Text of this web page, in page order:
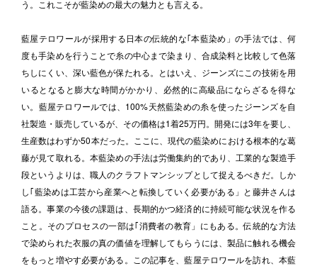
う。これこそが藍染めの最大の魅力とも言える。
藍屋テロワールが採用する日本の伝統的な｢本藍染め」の手法では、何
度も手染めを行うことで糸の中心まで染まり、合成染料と比較して色落
ちしにくい、深い藍色が保たれる。とはいえ、ジーンズにこの技術を用
いるとなると膨大な時間がかかり、必然的に高級品にならざるを得な
い。藍屋テロワールでは、100%天然藍染めの糸を使ったジーンズを自
社製造・販売しているが、その価格は1着25万円。開発には3年を要し、
生産数はわずか50本だった。ここに、現代の藍染めにおける根本的な葛
藤が見て取れる。本藍染めの手法は労働集約的であり、工業的な製造手
段というよりは、職人のクラフトマンシップとして捉えるべきだ。しか
し｢藍染めは工芸から産業へと転換していく必要がある」と藤井さんは
語る。事業の今後の課題は、長期的かつ経済的に持続可能な状況を作る
こと。そのプロセスの一部は｢消費者の教育」にもある。伝統的な方法
で染められた衣服の真の価値を理解してもらうには、製品に触れる機会
をもっと増やす必要がある。この記事を、藍屋テロワールを訪れ、本藍